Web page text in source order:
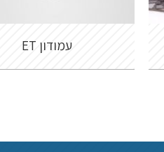
עמודון ET